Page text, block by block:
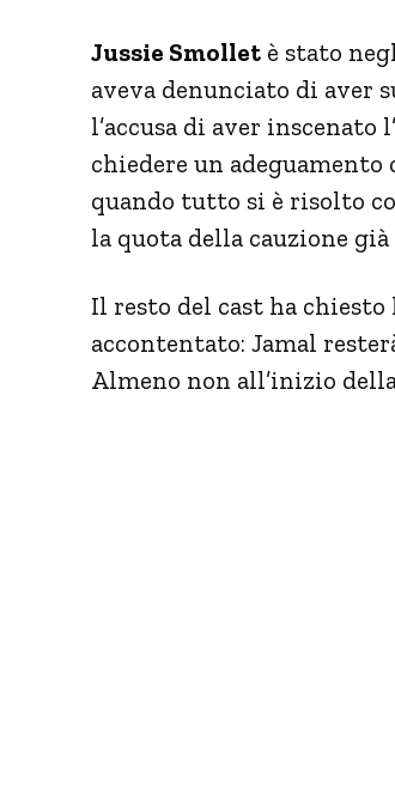
Jussie Smollet è stato
aveva denunciato di aver
l’accusa di aver
chiedere un
quando tutto si è risolto
la quota della cauzione
Il resto del cast ha
accontentato: Jamal
Almeno non all’inizio